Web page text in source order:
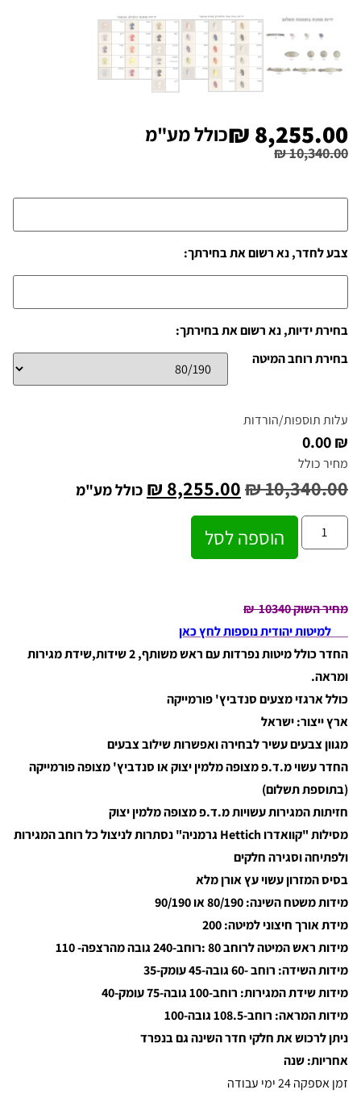
₪10,340.00
₪ 8,255.00 כולל מע"מ
בחירת רוחב המיטה
צבע לחדר, נא רשום את בחירתך:
בחירת ידיות, נא רשום את בחירתך:
עלות תוספות/הורדות
₪ 0.00
מחיר כולל
₪10,340.00
₪ 8,255.00 כולל מע"מ
הוספה לסל
מחיר השוק 10340
₪
למיטות יהודית נוספות לחץ כאן
החדר כולל מיטות נפרדות עם ראש משותף, 2 שידות,שידת מגירות
ומראה.
כולל ארגזי מצעים סנדביץ' פורמייקה
ארץ ייצור: ישראל
מגוון צבעים עשיר לבחירה ואפשרות שילוב צבעים
החדר עשוי מ.ד.פ מצופה מלמין יצוק או סנדביץ' מצופה פורמייקה
(בתוספת תשלום)
חזיתות המגירות עשויות מ.ד.פ מצופה מלמין יצוק
מסילות "קוואדרו Hettich גרמניה" נסתרות לניצול כל רוחב המגירות
ולפתיחה וסגירה חלקים
בסיס המזרון עשוי עץ אורן מלא
מידות משטח השינה: 80/190 או 90/190
מידת אורך חיצוני למיטה: 200
מידות ראש המיטה לרוחב 80 :רוחב-240 גובה מהרצפה- 110
מידות השידה: רוחב -60 גובה-45 עומק-35
מידות שידת המגירות: רוחב-100 גובה-75 עומק-40
מידות המראה: רוחב-108.5 גובה-100
ניתן לרכוש את חלקי חדר השינה גם בנפרד
אחריות: שנה
זמן אספקה 24 ימי עבודה